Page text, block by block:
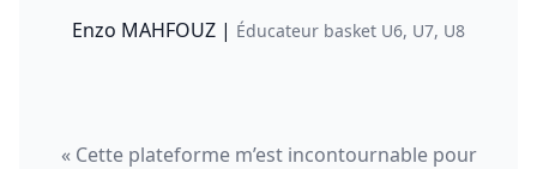
Enzo MAHFOUZ | Éducateur basket U6, U7, U8
« Cette plateforme m’est incontournable pour